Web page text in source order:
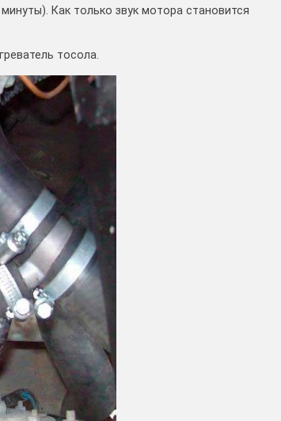
Как только звук мотора становится
тосола.